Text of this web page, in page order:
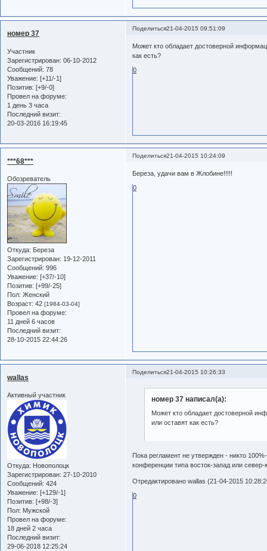
Поделиться21-04-2015 09:51:09
номер 37
Участник
Зарегистрирован: 06-10-2012
Сообщений: 78
Уважение: [+11/-1]
Позитив: [+9/-0]
Провел на форуме:
1 день 3 часа
Последний визит:
20-03-2016 16:19:45
Может кто обладает достоверной
как есть?
0
Поделиться21-04-2015 10:24:09
***68***
Обозреватель
Откуда: Береза
Зарегистрирован: 19-12-2011
Сообщений: 996
Уважение: [+37/-10]
Позитив: [+99/-25]
Пол: Женский
Возраст: 42 [1984-03-04]
Провел на форуме:
11 дней 6 часов
Последний визит:
28-10-2015 22:44:26
Береза, удачи вам в Жлобине!!!!!
0
Поделиться21-04-2015 10:26:33
wallas
Активный участник
Откуда: Новополоцк
Зарегистрирован: 27-10-2010
Сообщений: 424
Уважение: [+129/-1]
Позитив: [+98/-3]
Пол: Мужской
Провел на форуме:
18 дней 2 часа
Последний визит:
29-06-2018 12:25:24
номер 37 написал(а):
Может кто обладает достоверной
или оставят как есть?
Пока регламент не утвержден - никто
конференции типа восток-запад или север-
Отредактировано wallas (21-04-2015
0